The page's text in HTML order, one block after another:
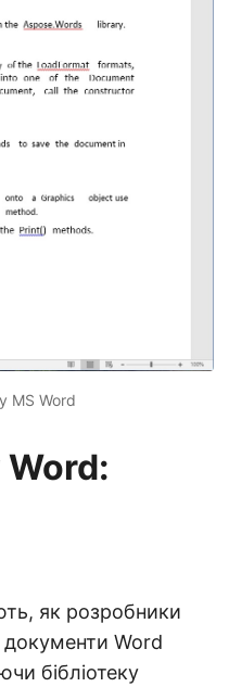
MS Word
як розробники
Word
бібліотеку